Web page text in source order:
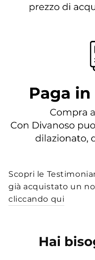
Scopri le
già acquistato un
cliccando qui
Hai